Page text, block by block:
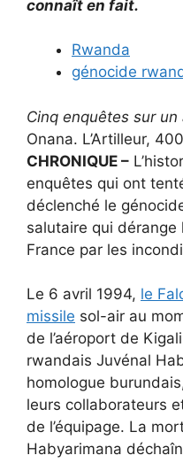
connaît en fait.
Rwanda
génocide
Cinq enquêtes sur
Onana. L’Artilleur,
CHRONIQUE –
enquêtes qui ont
déclenché le
salutaire qui dérange
France par les
Le 6 avril 1994, le
missile sol-air au
de l’aéroport de
rwandais Juvénal
homologue
leurs collaborateurs
de l’équipage. La
Habyarimana